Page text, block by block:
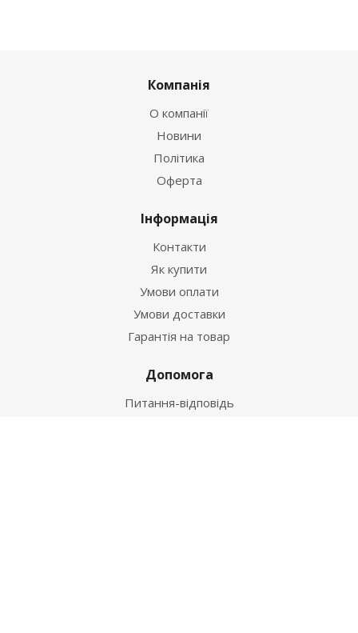
Компанія
О компанії
Новини
Політика
Оферта
Інформація
Контакти
Як купити
Умови оплати
Умови доставки
Гарантія на товар
Допомога
Питання-відповідь